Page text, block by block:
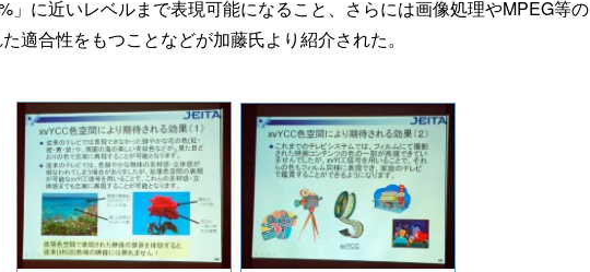
」に近いレベルまで表現可能になること、さらには画像処理やMPEG等の
適合性をもつことなどが加藤氏より紹介された。